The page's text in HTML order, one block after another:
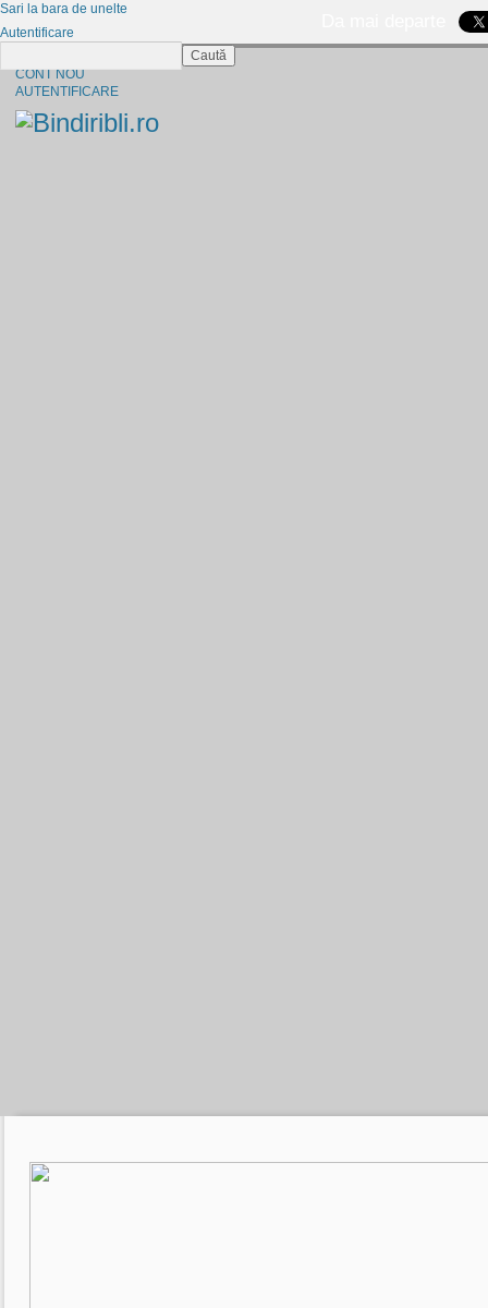
CONT NOU
AUTENTIFICARE
Sari la bara de unelte
Autentificare
Caută